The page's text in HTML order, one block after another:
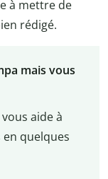
à mettre de
rédigé.
mais vous
aide à
quelques